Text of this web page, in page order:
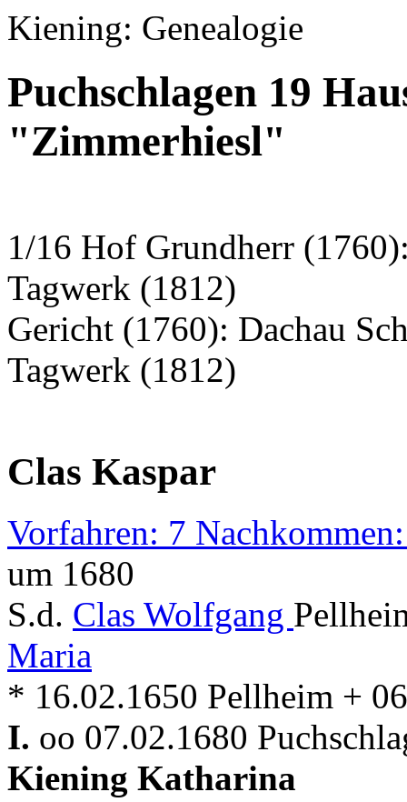
Kiening: Genealogie
Puchschlagen 19
"Zimmerhiesl"
1/16 Hof Grundherr
Tagwerk (1812)
Gericht (1760): Dachau
Tagwerk (1812)
Clas Kaspar
Vorfahren: 7
um 1680
S.d. Clas Wolfgang
Maria
* 16.02.1650 Pellheim +
I. oo 07.02.1680
Kiening Katharina